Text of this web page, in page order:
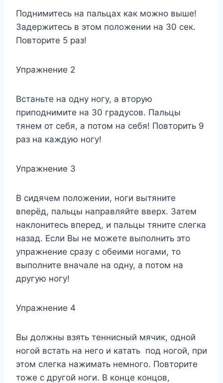
Поднимитесь на пальцах как можно выше!
Задержитесь в этом положении на 30 сек.
Повторите 5 раз!
Упражнение 2
Встаньте на одну ногу, а вторую
приподнимите на 30 градусов. Пальцы
тянем от себя, а потом на себя! Повторить 9
раз на каждую ногу!
Упражнение 3
В сидячем положении, ноги вытяните
вперёд, пальцы направляйте вверх. Затем
наклонитесь вперед, и пальцы тяните слегка
назад. Если Вы не можете выполнить это
упражнение сразу с обеими ногами, то
выполните вначале на одну, а потом на
другую ногу!
Упражнение 4
Вы должны взять теннисный мячик, одной
ногой встать на него и катать под ногой, при
этом слегка нажимать немного. Повторите
тоже с другой ноги. В конце концов,